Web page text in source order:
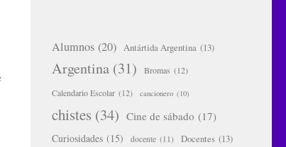
Alumnos (20) Antártida Argentina (13)
Argentina (31) Bromas (12)
Calendario Escolar (12) cancionero (10)
chistes (34) Cine de sábado (17)
Curiosidades (15) docente (11) Docentes (13)